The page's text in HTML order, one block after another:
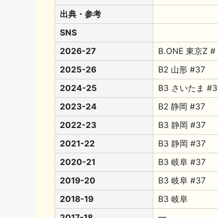
出典・参考
SNS
2026-27
B.ONE 東京Z #
2025-26
B2 山形 #37
2024-25
B3 さいたま
2023-24
B2 静岡 #37
2022-23
B3 静岡 #37
2021-22
B3 静岡 #37
2020-21
B3 岐阜 #37
2019-20
B3 岐阜 #37
2018-19
B3 岐阜